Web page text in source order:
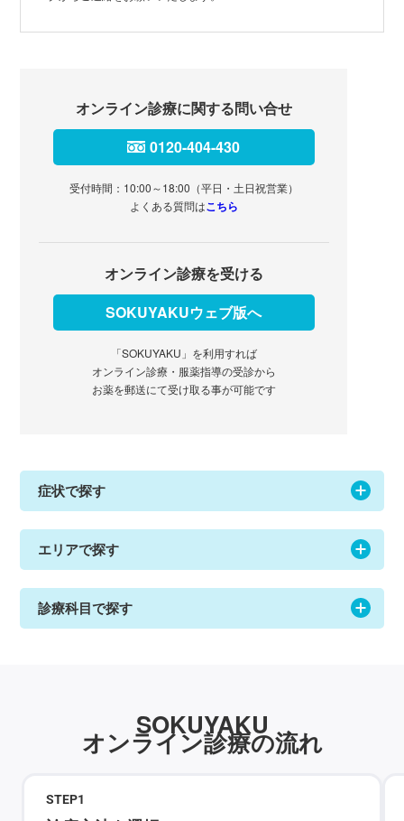
オンライン診療に関する問い合せ
0120-404-430
受付時間：10:00～18:00（平日・土日祝営業）
よくある質問はこちら
オンライン診療を受ける
SOKUYAKUウェブ版へ
「SOKUYAKU」を利用すれば
オンライン診療・服薬指導の受診から
お薬を郵送にて受け取る事が可能です
症状で探す
エリアで探す
診療科目で探す
SOKUYAKU
オンライン診療の流れ
STEP1